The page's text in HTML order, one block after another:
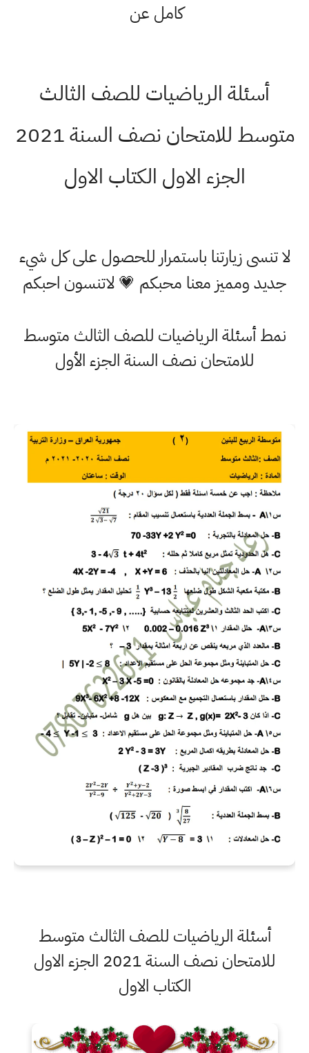
كامل عن
أسئلة الرياضيات للصف الثالث
متوسط للامتحان نصف السنة 2021
الجزء الاول الكتاب الاول
لا تنسى زيارتنا باستمرار للحصول على كل شيء
جديد ومميز معنا محبكم 💗 لاتنسون احبكم
نمط أسئلة الرياضيات للصف الثالث متوسط
للامتحان نصف السنة الجزء الأول
أسئلة الرياضيات للصف الثالث متوسط
للامتحان نصف السنة 2021 الجزء الاول
الكتاب الاول